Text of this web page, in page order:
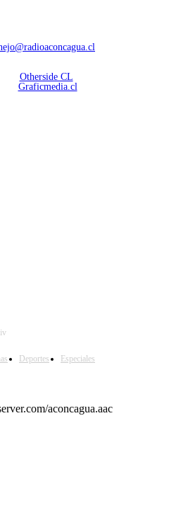
Otherside CL
Graficmedia.cl
Deportes
Especiales
aconcagua.aac